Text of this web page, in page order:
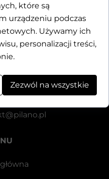
24
521 126
które są
urządzeniu podczas
Używamy ich
personalizacji treści,
Zezwól na wszystkie